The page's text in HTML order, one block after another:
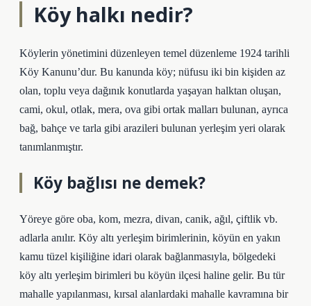
Köy halkı nedir?
Köylerin yönetimini düzenleyen temel düzenleme 1924 tarihli
Köy Kanunu’dur. Bu kanunda köy; nüfusu iki bin kişiden az
olan, toplu veya dağınık konutlarda yaşayan halktan oluşan,
cami, okul, otlak, mera, ova gibi ortak malları bulunan, ayrıca
bağ, bahçe ve tarla gibi arazileri bulunan yerleşim yeri olarak
tanımlanmıştır.
Köy bağlısı ne demek?
Yöreye göre oba, kom, mezra, divan, canik, ağıl, çiftlik vb.
adlarla anılır. Köy altı yerleşim birimlerinin, köyün en yakın
kamu tüzel kişiliğine idari olarak bağlanmasıyla, bölgedeki
köy altı yerleşim birimleri bu köyün ilçesi haline gelir. Bu tür
mahalle yapılanması, kırsal alanlardaki mahalle kavramına bir